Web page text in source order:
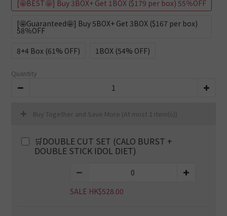
[🤩BEST🤩] Buy 3BOX+ Get 1BOX ($179 per box) 55％OFF
[🤩Guaranteed🤩] Buy 5BOX+ Get 3BOX ($167 per box)
58％OFF
8+4 Box (61% OFF)
1BOX (54% OFF)
Quantity
Buy Together and Save More (At most 1 item(s))
🛒DOUBLE CUT SET (CALO BURST +
DOUBLE STICK IDOL DIET)
SALE HK$528.00